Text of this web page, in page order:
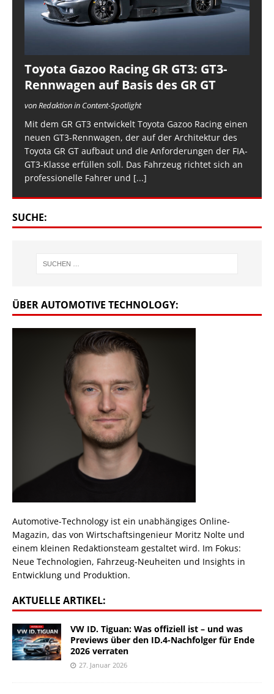
Toyota Gazoo Racing GR GT3: GT3-
Rennwagen auf Basis des GR GT
von Redaktion in Content-Spotlight
Mit dem GR GT3 entwickelt Toyota Gazoo Racing einen
neuen GT3-Rennwagen, der auf der Architektur des
Toyota GR GT aufbaut und die Anforderungen der FIA-
GT3-Klasse erfüllen soll. Das Fahrzeug richtet sich an
professionelle Fahrer und [...]
SUCHE:
ÜBER AUTOMOTIVE TECHNOLOGY:
Automotive-Technology ist ein unabhängiges Online-
Magazin, das von Wirtschaftsingenieur Moritz Nolte und
einem kleinen Redaktionsteam gestaltet wird. Im Fokus:
Neue Technologien, Fahrzeug-Neuheiten und Insights in
Entwicklung und Produktion.
AKTUELLE ARTIKEL:
VW ID. Tiguan: Was offiziell ist – und was
Previews über den ID.4-Nachfolger für Ende
2026 verraten
27. Januar 2026